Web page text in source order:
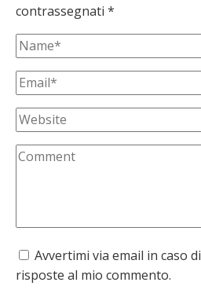
contrassegnati *
Avvertimi via email in caso di
risposte al mio commento.